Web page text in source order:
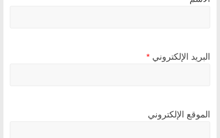
البريد الإلكتروني *
الموقع الإلكتروني